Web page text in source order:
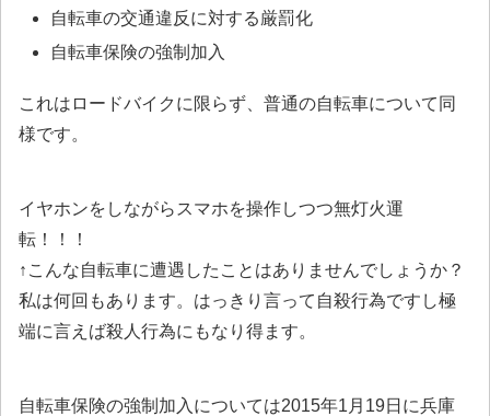
自転車の交通違反に対する厳罰化
自転車保険の強制加入
これはロードバイクに限らず、普通の自転車について同
様です。
イヤホンをしながらスマホを操作しつつ無灯火運
転！！！
↑こんな自転車に遭遇したことはありませんでしょうか？
私は何回もあります。はっきり言って自殺行為ですし極
端に言えば殺人行為にもなり得ます。
自転車保険の強制加入については2015年1月19日に兵庫